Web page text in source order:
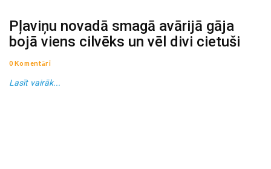
Pļaviņu novadā smagā avārijā gāja
bojā viens cilvēks un vēl divi cietuši
0 Komentāri
Lasīt vairāk...